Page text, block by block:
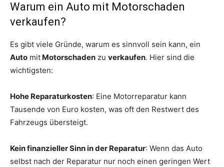
Warum ein Auto mit Motorschaden
verkaufen?
Es gibt viele Gründe, warum es sinnvoll sein kann, ein
Auto mit Motorschaden zu verkaufen. Hier sind die
wichtigsten:
Hohe Reparaturkosten: Eine Motorreparatur kann
Tausende von Euro kosten, was oft den Restwert des
Fahrzeugs übersteigt.
Kein finanzieller Sinn in der Reparatur: Wenn das Auto
selbst nach der Reparatur nur noch einen geringen Wert